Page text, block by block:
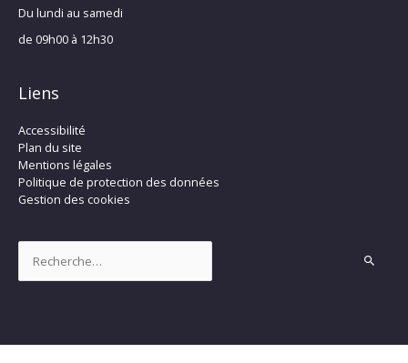
Du lundi au samedi
de 09h00 à 12h30
Liens
Accessibilité
Plan du site
Mentions légales
Politique de protection des données
Gestion des cookies